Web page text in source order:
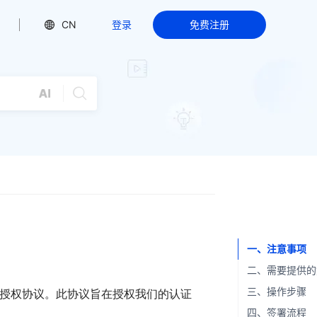
CN 登录 免费注册
权协议。此协议旨在授权我们的认证
一、注意事项
二、需要提供
三、操作步骤
四、签署流程